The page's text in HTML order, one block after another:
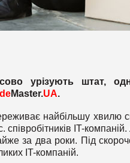
урізують штат,
Master.UA.
найбільшу хвилю
IT-
за два роки. Під
IT-компаній.